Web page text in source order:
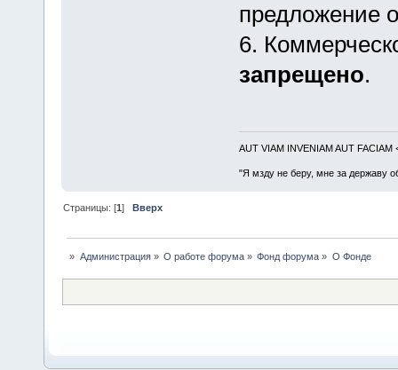
предложение
6.
запрещено.
AUT VIAM INVENIAM AUT FACIAM
"Я мзду не беру, мне за державу
Страницы: [1]Вверх
» Администрация» О работе форума» Фонд форума » О Фонде